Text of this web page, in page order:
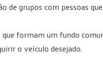
de grupos com pessoas
que formam um fundo
o veículo desejado.